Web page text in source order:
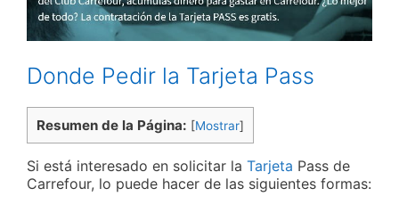
Donde Pedir la Tarjeta Pass
Resumen de la Página: [Mostrar]
Si está interesado en solicitar la Tarjeta Pass de
Carrefour, lo puede hacer de las siguientes formas: